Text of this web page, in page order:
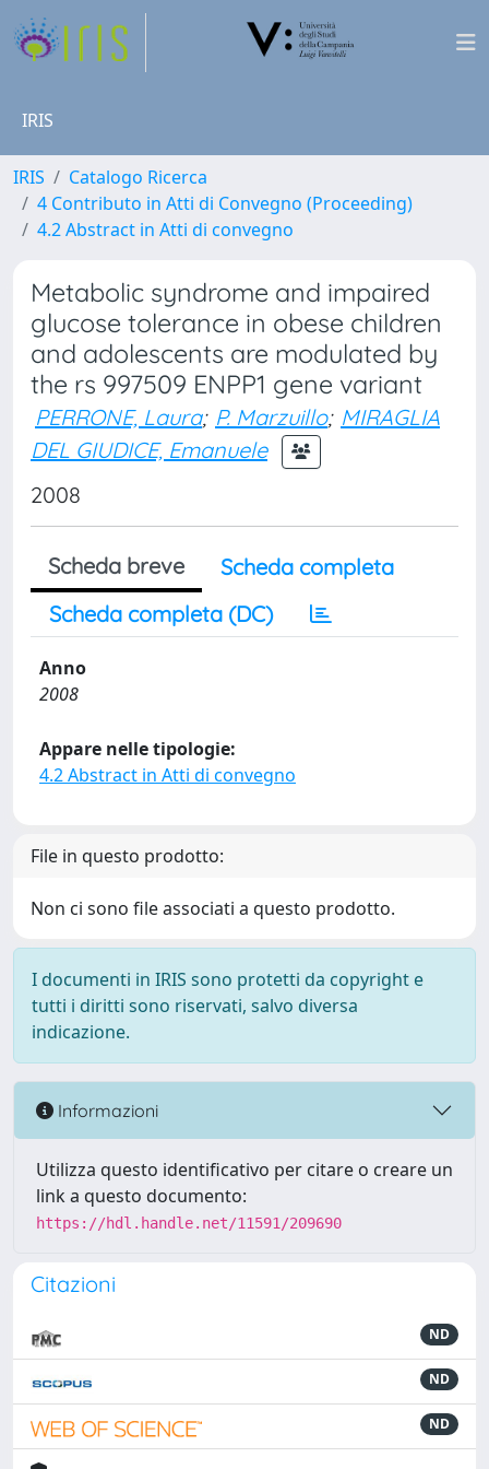
IRIS
IRIS
Catalogo Ricerca
4 Contributo in Atti di Convegno (Proceeding)
4.2 Abstract in Atti di convegno
Metabolic syndrome and impaired
glucose tolerance in obese children
and adolescents are modulated by
the rs 997509 ENPP1 gene variant
PERRONE, Laura; P. Marzuillo; MIRAGLIA
DEL GIUDICE, Emanuele
2008
Scheda breve
Scheda completa
Scheda completa (DC)
Anno
2008
Appare nelle tipologie:
4.2 Abstract in Atti di convegno
File in questo prodotto:
Non ci sono file associati a questo prodotto.
I documenti in IRIS sono protetti da copyright e
tutti i diritti sono riservati, salvo diversa
indicazione.
Informazioni
Utilizza questo identificativo per citare o creare un
link a questo documento:
https://hdl.handle.net/11591/209690
Citazioni
ND
ND
ND